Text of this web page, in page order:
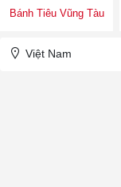
Bánh Tiêu Vũng Tàu
Việt Nam